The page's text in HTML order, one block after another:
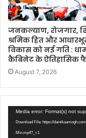
जनकल्याण, रोजगार,
श्रमिक हित और
विकास को नई गति :
कैबिनेट के ऐतिहासिक
August 7, 2026
Video
Player
Media error: Format(s) not
Download File: https://
Min.mp4?_=1